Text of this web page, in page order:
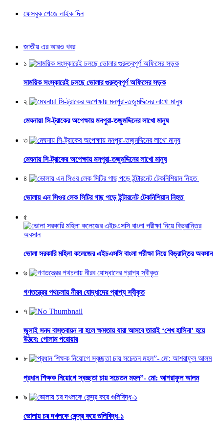
ফেসবুক পেজে লাইক দিন
জাতীয় এর আরও খবর
১
সাময়িক সংস্কারেই চলছে ভোলার গুরুত্বপূর্ণ অফিসের সড়ক
২
মেঘনায়l সি-ট্রাকের অপেক্ষায় মনপুরা-তজুমদ্দিনের লাখো মানুষ
৩
মেঘনায় সি-ট্রাকের অপেক্ষায় মনপুরা-তজুমদ্দিনের লাখো মানুষ
৪
ভোলায় এন সিওর লেক সিটির গাছ পড়ে ইন্টারনেট টেকনিশিয়ান নিহত
৫
ভোলা সরকারি মহিলা কলেজের এইচএসসি বাংলা পরীক্ষা নিয়ে বিভ্রান্তির অবসান
৬
গণতন্ত্রের পথচলায় নীরব যোদ্ধাদের প্রাপ্য স্বীকৃত
৭
জুলাই সনদ বাস্তবায়ন না হলে ক্ষমতায় যারা আসবে তারাই ‘শেখ হাসিনা’ হয়ে
উঠবে: গোলাম পরোয়ার
৮
প্রধান শিক্ষক নিয়োগে স্বচ্ছতা চায় সচেতন মহল”- মো: আশরাফুল আলম
৯
ভোলায় চর দখলকে কেন্দ্র করে গুলিবিদ্ধ-১